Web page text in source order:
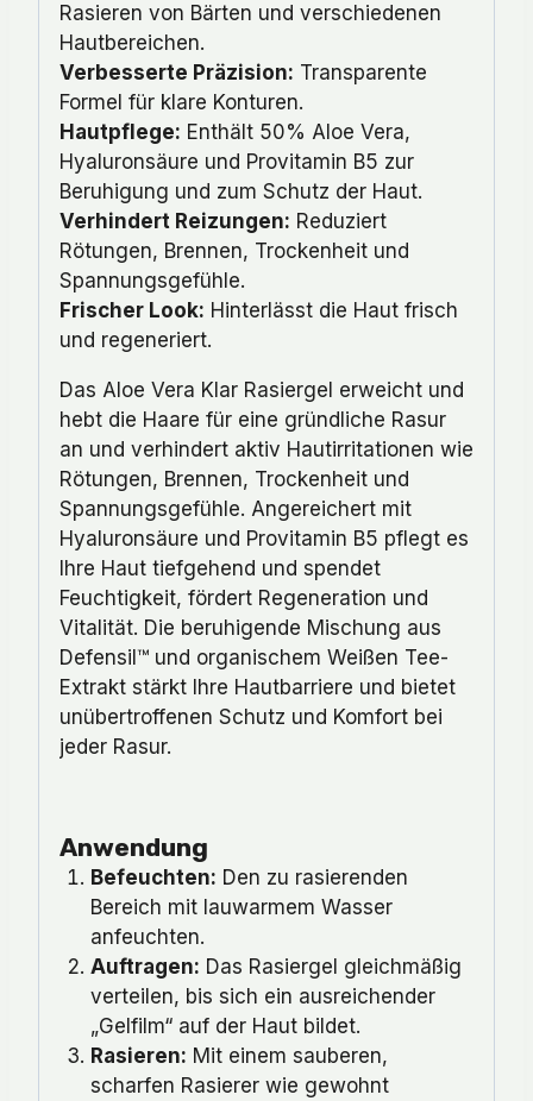
Rasieren von Bärten und verschiedenen
Hautbereichen.
Verbesserte Präzision: Transparente
Formel für klare Konturen.
Hautpflege: Enthält 50% Aloe Vera,
Hyaluronsäure und Provitamin B5 zur
Beruhigung und zum Schutz der Haut.
Verhindert Reizungen: Reduziert
Rötungen, Brennen, Trockenheit und
Spannungsgefühle.
Frischer Look: Hinterlässt die Haut frisch
und regeneriert.
Das Aloe Vera Klar Rasiergel erweicht und
hebt die Haare für eine gründliche Rasur
an und verhindert aktiv Hautirritationen wie
Rötungen, Brennen, Trockenheit und
Spannungsgefühle. Angereichert mit
Hyaluronsäure und Provitamin B5 pflegt es
Ihre Haut tiefgehend und spendet
Feuchtigkeit, fördert Regeneration und
Vitalität. Die beruhigende Mischung aus
Defensil™ und organischem Weißen Tee-
Extrakt stärkt Ihre Hautbarriere und bietet
unübertroffenen Schutz und Komfort bei
jeder Rasur.
Anwendung
Befeuchten: Den zu rasierenden
Bereich mit lauwarmem Wasser
anfeuchten.
Auftragen: Das Rasiergel gleichmäßig
verteilen, bis sich ein ausreichender
„Gelfilm“ auf der Haut bildet.
Rasieren: Mit einem sauberen,
scharfen Rasierer wie gewohnt